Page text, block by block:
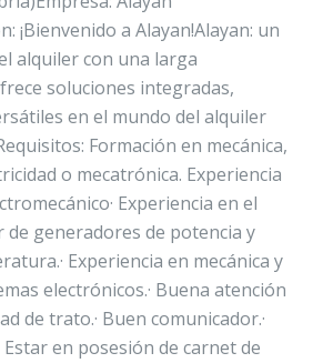
¡Bienvenido a Alayan!Alayan: un
alquiler con una larga
soluciones integradas,
en el mundo del alquiler
Formación en mecánica,
o mecatrónica. Experiencia
Experiencia en el
de generadores de potencia y
Experiencia en mecánica y
electrónicos.· Buena atención
de trato.· Buen comunicador.·
Estar en posesión de carnet de